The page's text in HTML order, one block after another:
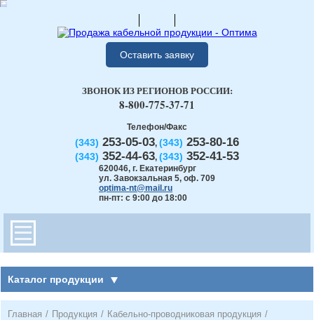
Оставить заявку
Телефон/Факс
(343) 253-05-03, (343) 253-80-16
(343) 352-44-63, (343) 352-41-53
620046, г. Екатеринбург
ул. Завокзальная 5, оф. 709
optima-nt@mail.ru
пн-пт: с 9:00 до 18:00
ЗВОНОК ИЗ РЕГИОНОВ РОССИИ:
8-800-775-37-71
Каталог продукции
Главная / Продукция / Кабельно-проводниковая продукция /